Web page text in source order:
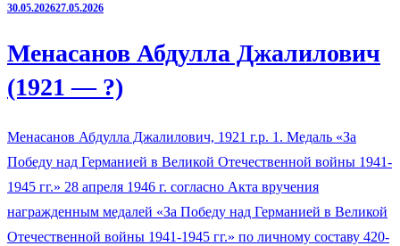
30.05.202627.05.2026
Менасанов Абдулла Джалилович
(1921 — ?)
Менасанов Абдулла Джалилович, 1921 г.р. 1. Медаль «За
Победу над Германией в Великой Отечественной войны 1941-
1945 гг.» 28 апреля 1946 г. согласно Акта вручения
награжденным медалей «За Победу над Германией в Великой
Отечественной войны 1941-1945 гг.» по личному составу 420-